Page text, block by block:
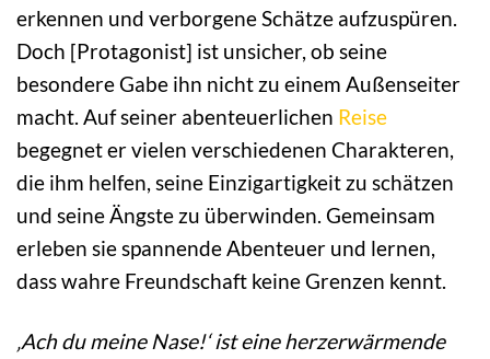
erkennen und verborgene Schätze aufzuspüren.
Doch [Protagonist] ist unsicher, ob seine
besondere Gabe ihn nicht zu einem Außenseiter
macht. Auf seiner abenteuerlichen Reise
begegnet er vielen verschiedenen Charakteren,
die ihm helfen, seine Einzigartigkeit zu schätzen
und seine Ängste zu überwinden. Gemeinsam
erleben sie spannende Abenteuer und lernen,
dass wahre Freundschaft keine Grenzen kennt.
‚Ach du meine Nase!‘ ist eine herzerwärmende